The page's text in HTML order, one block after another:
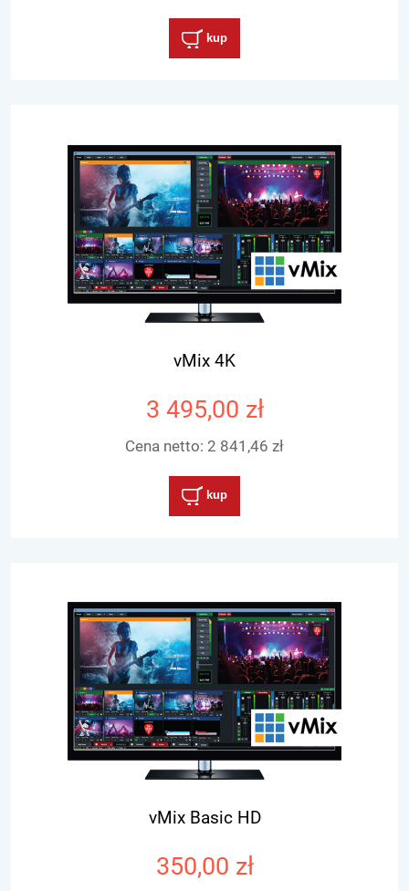
kup
vMix 4K
3 495,00 zł
Cena netto: 2 841,46 zł
kup
vMix Basic HD
350,00 zł